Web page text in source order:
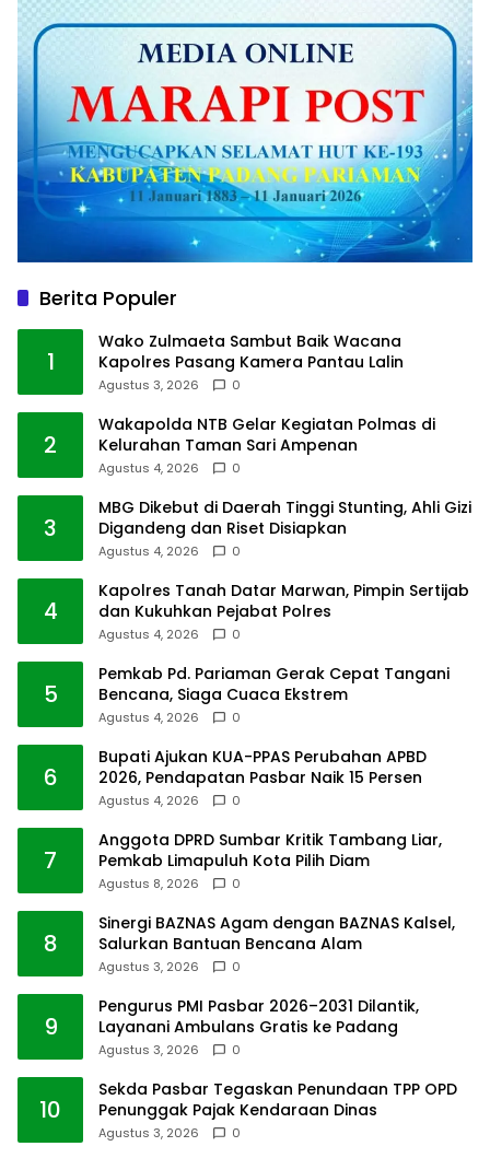
Berita Populer
1
Wako Zulmaeta Sambut Baik Wacana
Kapolres Pasang Kamera Pantau Lalin
Agustus 3, 2026 0
2
Wakapolda NTB Gelar Kegiatan Polmas di
Kelurahan Taman Sari Ampenan
Agustus 4, 2026 0
3
MBG Dikebut di Daerah Tinggi Stunting, Ahli Gizi
Digandeng dan Riset Disiapkan
Agustus 4, 2026 0
4
Kapolres Tanah Datar Marwan, Pimpin Sertijab
dan Kukuhkan Pejabat Polres
Agustus 4, 2026 0
5
Pemkab Pd. Pariaman Gerak Cepat Tangani
Bencana, Siaga Cuaca Ekstrem
Agustus 4, 2026 0
6
Bupati Ajukan KUA-PPAS Perubahan APBD
2026, Pendapatan Pasbar Naik 15 Persen
Agustus 4, 2026 0
7
Anggota DPRD Sumbar Kritik Tambang Liar,
Pemkab Limapuluh Kota Pilih Diam
Agustus 8, 2026 0
8
Sinergi BAZNAS Agam dengan BAZNAS Kalsel,
Salurkan Bantuan Bencana Alam
Agustus 3, 2026 0
9
Pengurus PMI Pasbar 2026–2031 Dilantik,
Layanani Ambulans Gratis ke Padang
Agustus 3, 2026 0
10
Sekda Pasbar Tegaskan Penundaan TPP OPD
Penunggak Pajak Kendaraan Dinas
Agustus 3, 2026 0